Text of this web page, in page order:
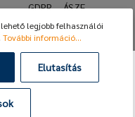
GDPR
ÁSZF
legjobb felhasználói
További információ...
Elutasítás